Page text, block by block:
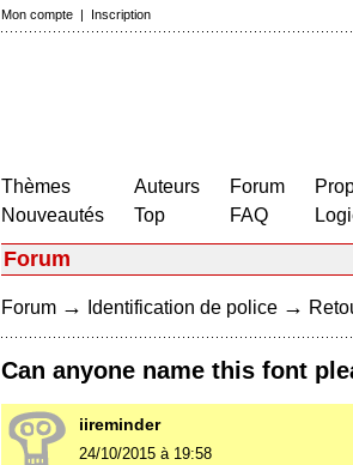
Mon compte | Inscription
Thèmes
Nouveautés
Auteurs
Top
Forum
FAQ
Forum
Forum → Identification de police →
Can anyone name this font
iireminder
24/10/2015 à 19:58